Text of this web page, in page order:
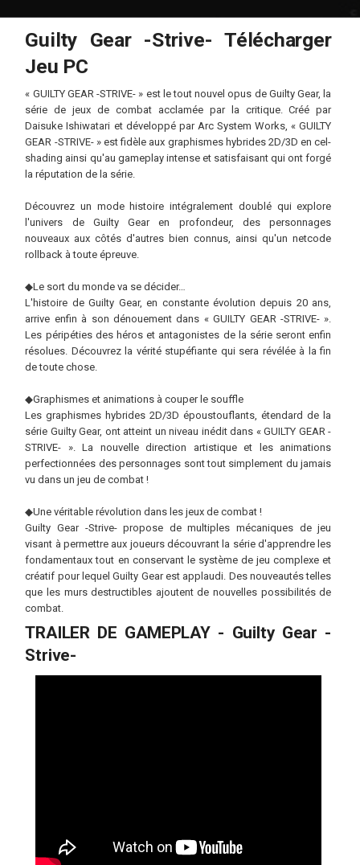
Guilty Gear -Strive- Télécharger
Jeu PC
« GUILTY GEAR -STRIVE- » est le tout nouvel opus de Guilty Gear, la
série de jeux de combat acclamée par la critique. Créé par
Daisuke Ishiwatari et développé par Arc System Works, « GUILTY
GEAR -STRIVE- » est fidèle aux graphismes hybrides 2D/3D en cel-
shading ainsi qu'au gameplay intense et satisfaisant qui ont forgé
la réputation de la série.
Découvrez un mode histoire intégralement doublé qui explore
l'univers de Guilty Gear en profondeur, des personnages
nouveaux aux côtés d'autres bien connus, ainsi qu'un netcode
rollback à toute épreuve.
◆Le sort du monde va se décider…
L'histoire de Guilty Gear, en constante évolution depuis 20 ans,
arrive enfin à son dénouement dans « GUILTY GEAR -STRIVE- ».
Les péripéties des héros et antagonistes de la série seront enfin
résolues. Découvrez la vérité stupéfiante qui sera révélée à la fin
de toute chose.
◆Graphismes et animations à couper le souffle
Les graphismes hybrides 2D/3D époustouflants, étendard de la
série Guilty Gear, ont atteint un niveau inédit dans « GUILTY GEAR -
STRIVE- ». La nouvelle direction artistique et les animations
perfectionnées des personnages sont tout simplement du jamais
vu dans un jeu de combat !
◆Une véritable révolution dans les jeux de combat !
Guilty Gear -Strive- propose de multiples mécaniques de jeu
visant à permettre aux joueurs découvrant la série d'apprendre les
fondamentaux tout en conservant le système de jeu complexe et
créatif pour lequel Guilty Gear est applaudi. Des nouveautés telles
que les murs destructibles ajoutent de nouvelles possibilités de
combat.
TRAILER DE GAMEPLAY - Guilty Gear -
Strive-